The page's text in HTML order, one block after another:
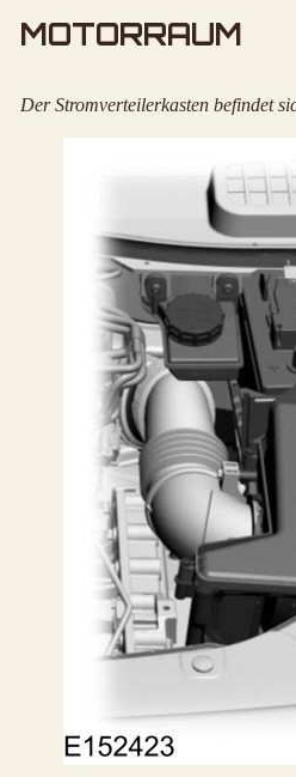
MOTORRAUM
Der Stromverteilerkasten befindet